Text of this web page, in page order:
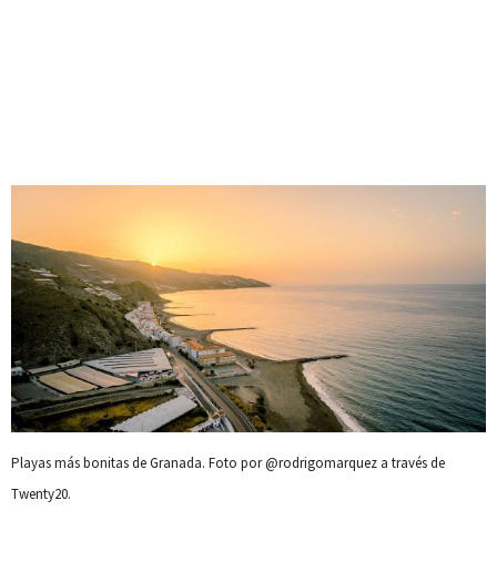
Playas más bonitas de Granada. Foto por @rodrigomarquez a través de
Twenty20.